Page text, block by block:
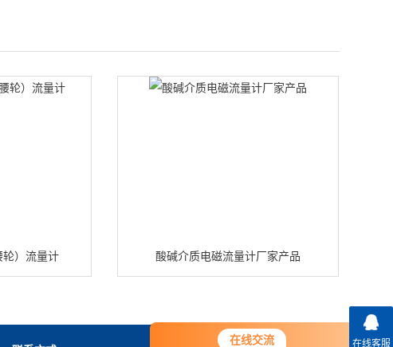
在线交流
）流量计 酸碱介质电磁流量计厂家产品
在线客服